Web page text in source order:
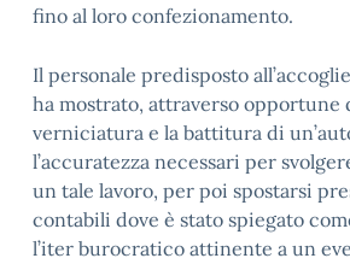
fino al loro confezionamento.
Il personale predisposto
ha mostrato, attraverso opportune
verniciatura e la battitura di
l’accuratezza necessari per
un tale lavoro, per poi spostarsi
contabili dove è stato spiegato
l’iter burocratico attinente a un